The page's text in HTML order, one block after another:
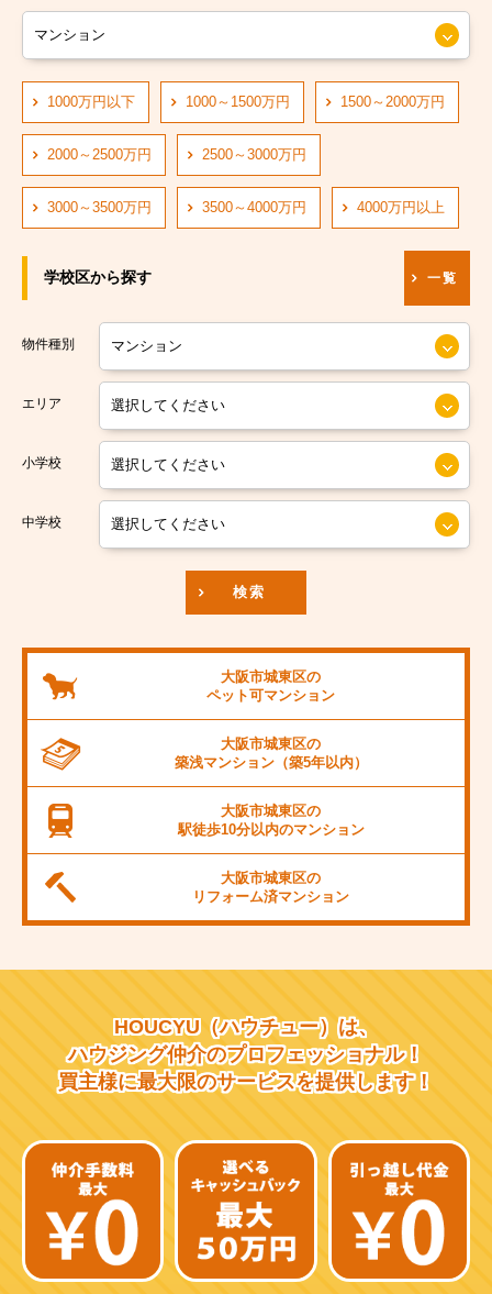
大阪市城東区
大阪市阿倍野区
大阪市住吉区
大阪市東住吉区
大阪市西成区
大阪市住之江区
大阪市平野区
大阪市北区
大阪市中央区
大阪市営長堀鶴見緑地線
大阪市営四つ橋線
阪神なんば線
阪急神戸線
阪堺電軌阪堺線
大阪市営今里筋線
大阪市営堺筋線
南海本線
南海汐見橋線
京阪本線
JR阪和線
JR桜島線
阪堺電軌上町線
東海道新幹線
阪急千里線
JR片町線
近鉄南大阪線
京阪中之島線
近鉄難波線
1000万円以下 1000～1500万円 1500～2000万円
2000～2500万円 2500～3000万円
3000～3500万円 3500～4000万円 4000万円以上
学校区から探す 一覧
物件種別
エリア
小学校
中学校
検索
大阪市城東区の
ペット可マンション
大阪市城東区の
築浅マンション（築5年以内）
大阪市城東区の
駅徒歩10分以内のマンション
大阪市城東区の
リフォーム済マンション
HOUCYU（ハウチュー）は、
ハウジング仲介のプロフェッショナル！
買主様に最大限のサービスを提供します！